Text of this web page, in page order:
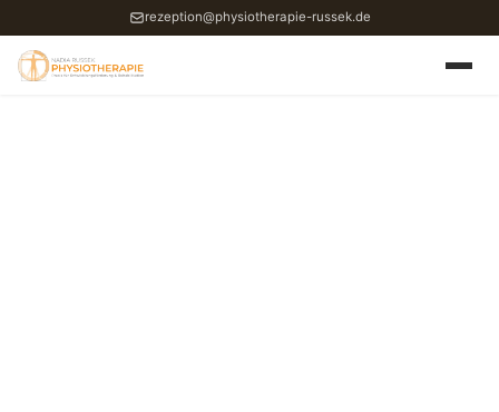
rezeption@physiotherapie-russek.de